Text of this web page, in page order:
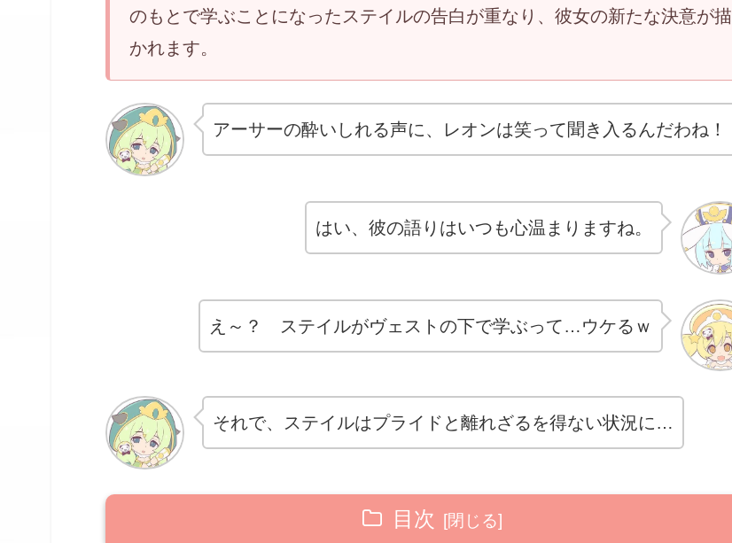
のもとで学ぶことになったステイルの告白が重なり、彼女の新たな決意が描
かれます。
アーサーの酔いしれる声に、レオンは笑って聞き入るんだわね！
はい、彼の語りはいつも心温まりますね。
え～？ ステイルがヴェストの下で学ぶって…ウケるｗ
それで、ステイルはプライドと離れざるを得ない状況に…
目次